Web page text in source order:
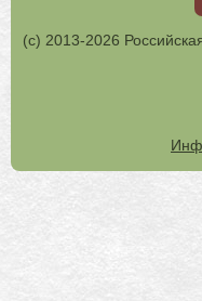
(с) 2013-2026